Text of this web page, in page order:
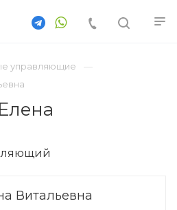
управляющие
Витальевна